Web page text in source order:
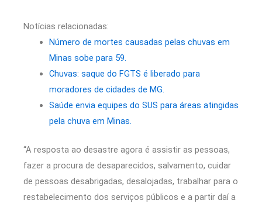
Notícias relacionadas:
Número de mortes causadas pelas chuvas em
Minas sobe para 59.
Chuvas: saque do FGTS é liberado para
moradores de cidades de MG.
Saúde envia equipes do SUS para áreas atingidas
pela chuva em Minas.
“A resposta ao desastre agora é assistir as pessoas,
fazer a procura de desaparecidos, salvamento, cuidar
de pessoas desabrigadas, desalojadas, trabalhar para o
restabelecimento dos serviços públicos e a partir daí a